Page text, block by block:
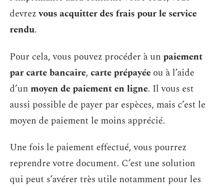
devrezvous acquitter des frais pour le service
rendu.
Pour cela, vous pouvez procéder à unpaiement
par carte bancaire, carte prépayée ou à l’aide
d’unmoyen de paiement en ligne. Il vous est
aussi possible de payer par espèces, mais c’est le
moyen de paiement le moins apprécié.
Une fois le paiement effectué, vous pourrez
reprendre votre document. C’est une solution
qui peut s’avérer très utile notamment pour les